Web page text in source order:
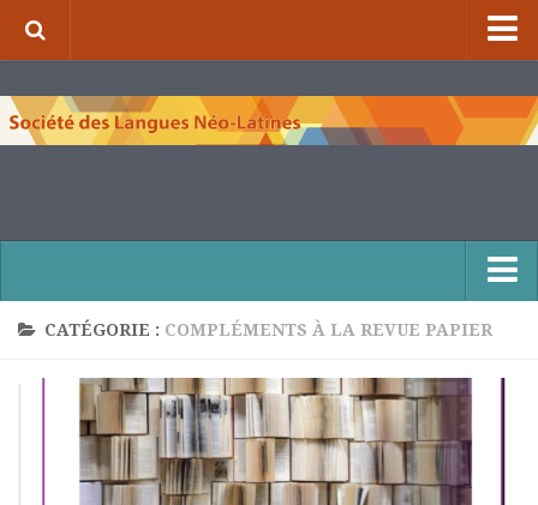
À propos de la S.L.N.L.
Nous contacter
Numéros de la revue de la S.L.N.L.
Compléments à la revue de la S.L.N.L.
Cuadernos Literarios
CATÉGORIE : COMPLÉMENTS À LA REVUE PAPIER